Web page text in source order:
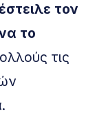
έστειλε τον
το
τις